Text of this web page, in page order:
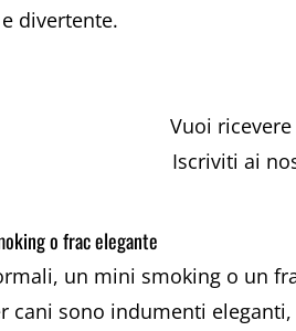
divertente.
Vuoi
Iscriviti ai
o frac elegante
un mini smoking o un
cani sono indumenti